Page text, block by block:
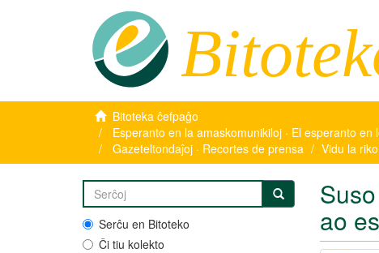
Bitoteka ĉefpaĝo
Esperanto en la amaskomunikiloj · El esperanto en
Gazeteltondaĵoj · Recortes de prensa
Vidu la
Serĉu en Bitoteko
Ĉi tiu kolekto
ao